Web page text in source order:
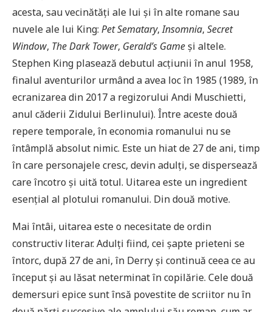
acesta, sau vecinătăți ale lui și în alte romane sau
nuvele ale lui King: Pet Sematary,Insomnia, Secret
Window, The Dark Tower, Gerald’s Gameși altele.
Stephen King plasează debutul acțiunii în anul 1958,
finalul aventurilor urmând a avea loc în 1985 (1989, în
ecranizarea din 2017 a regizorului Andi Muschietti,
anul căderii Zidului Berlinului). Între aceste două
repere temporale, în economia romanului nu se
întâmplă absolut nimic. Este un hiat de 27 de ani, timp
în care personajele cresc, devin adulți, se dispersează
care încotro și uită totul. Uitarea este un ingredient
esențial al plotului romanului. Din două motive.
Mai întâi, uitarea este o necesitate de ordin
constructiv literar. Adulți fiind, cei șapte prieteni se
întorc, după 27 de ani, în Derry și continuă ceea ce au
început și au lăsat neterminat în copilărie. Cele două
demersuri epice sunt însă povestite de scriitor nu în